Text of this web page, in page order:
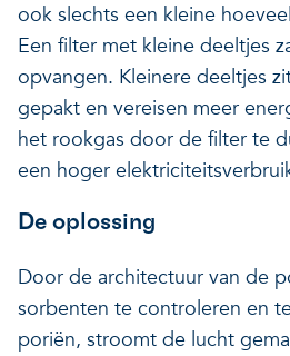
ook slechts een kleine
Een filter met kleine deeltjes
opvangen. Kleinere deeltjes
gepakt en vereisen meer
het rookgas door de filter te
een hoger
De oplossing
Door de architectuur van de
sorbenten te controleren en
poriën, stroomt de lucht